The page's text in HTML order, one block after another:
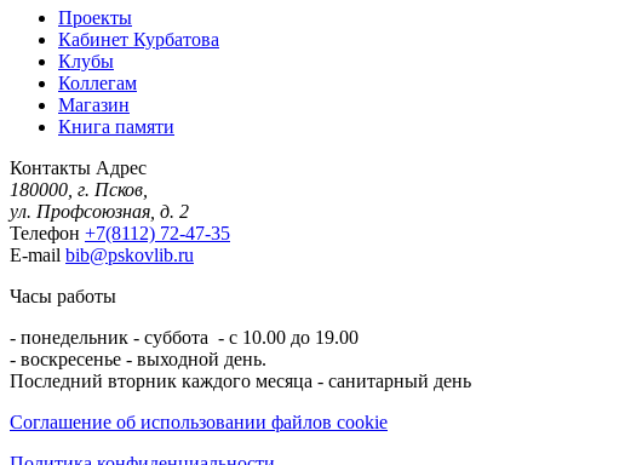
Проекты
Кабинет Курбатова
Клубы
Коллегам
Магазин
Книга памяти
Контакты Адрес
180000, г. Псков,
ул. Профсоюзная, д. 2
Телефон +7(8112) 72-47-35
E-mail bib@pskovlib.ru
Часы работы
- понедельник - суббота - с 10.00 до 19.00
- воскресенье - выходной день.
Последний вторник каждого месяца - санитарный день
Соглашение об использовании файлов cookie